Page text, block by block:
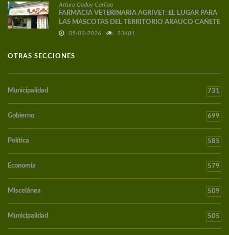
Arturo Godoy Carilao
FARMACIA VETERINARIA AGRIVET: EL LUGAR PARA
LAS MASCOTAS DEL TERRITORIO ARAUCO CAÑETE
05-02-2026 23481
OTRAS SECCIONES
Municipalidad 731
Gobierno 699
Política 585
Economía 579
Miscelánea 509
Municipalidad 505